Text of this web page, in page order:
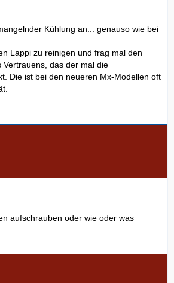
Kühlung an... genauso wie bei
Lappi zu reinigen und frag mal den
das der mal die
Die ist bei den neueren Mx-Modellen oft
aufschrauben oder wie oder was